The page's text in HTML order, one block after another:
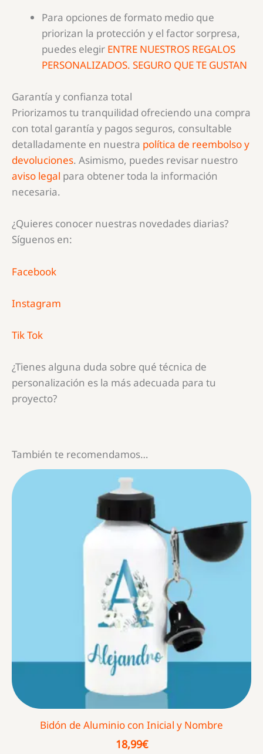
Para opciones de formato medio que
priorizan la protección y el factor sorpresa,
puedes elegir ENTRE NUESTROS REGALOS
PERSONALIZADOS. SEGURO QUE TE GUSTAN
Garantía y confianza total
Priorizamos tu tranquilidad ofreciendo una compra
con total garantía y pagos seguros, consultable
detalladamente en nuestra política de reembolso y
devoluciones. Asimismo, puedes revisar nuestro
aviso legal para obtener toda la información
necesaria.
¿Quieres conocer nuestras novedades diarias?
Síguenos en:
Facebook
Instagram
Tik Tok
¿Tienes alguna duda sobre qué técnica de
personalización es la más adecuada para tu
proyecto?
También te recomendamos…
Bidón de Aluminio con Inicial y Nombre
18,99€